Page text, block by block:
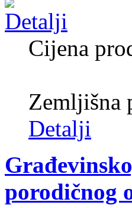
Cijena
Zemljišna
Detalji
porodičnog